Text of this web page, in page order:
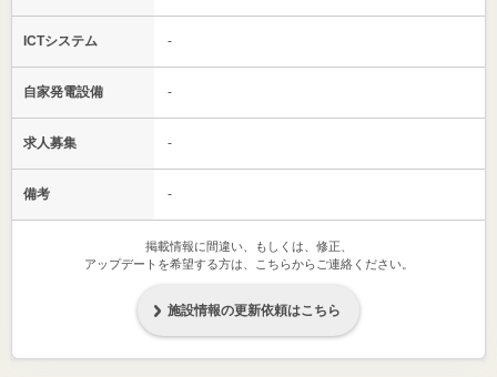
ICTシステム -
自家発電設備 -
求人募集 -
備考 -
掲載情報に間違い、もしくは、修正、
アップデートを希望する方は、こちらからご連絡ください。
施設情報の更新依頼はこちら